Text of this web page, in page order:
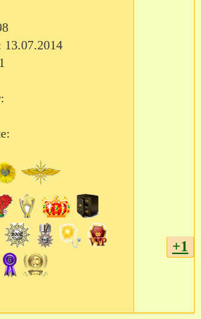
13.07.2014
+1